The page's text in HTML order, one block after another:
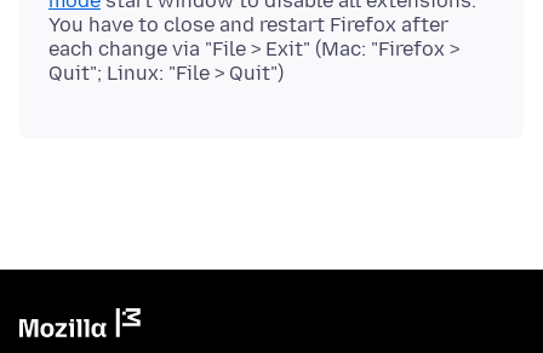
You have to close and restart Firefox after
each change via "File > Exit" (Mac: "Firefox >